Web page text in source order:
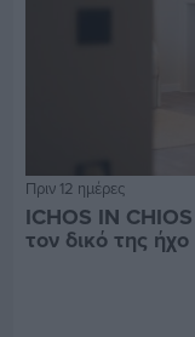
Πριν 12 ημέρες
ICHOS IN
τον δικό της ήχο